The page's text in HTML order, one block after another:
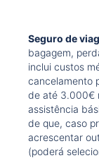
Seguro de
bagagem,
inclui custos
cancelamento
de até 3.000€
assistência
de que, caso
acrescentar
(poderá